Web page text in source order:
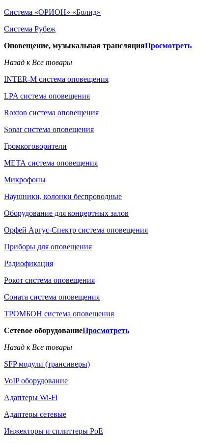
Система «ОРИОН» «Болид»
Система Рубеж
Оповещение, музыкальная трансляцияПросмотреть
Назад к Все товары
INTER-M система оповещения
LPA система оповещения
Roxton система оповещения
Sonar система оповещения
Громкоговорители
МЕТА система оповещения
Микрофоны
Наушники, колонки беспроводные
Оборудование для концертных залов
Орфей Аргус-Спектр система оповещения
Приборы для оповещения
Радиофикация
Рокот система оповещения
Соната система оповещения
ТРОМБОН система оповещения
Сетевое оборудованиеПросмотреть
Назад к Все товары
SFP модули (трансиверы)
VoIP оборудование
Адаптеры Wi-Fi
Адаптеры сетевые
Инжекторы и сплиттеры РоЕ